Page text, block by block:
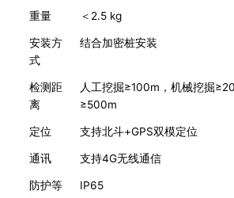
重量 ＜2.5 kg
安装方
式
结合加密桩安装
检测距
离
人工挖掘≥100m，机械挖掘
≥500m
定位 支持北斗+GPS双模定位
通讯 支持4G无线通信
防护等
IP65